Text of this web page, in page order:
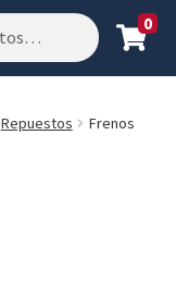
0
Repuestos Frenos